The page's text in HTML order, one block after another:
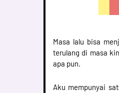
Masa lalu bisa
terulang di masa
apa pun.
Aku mempunyai